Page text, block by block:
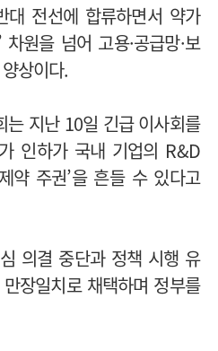
대 전선에 합류하면서 약가
원을 넘어 고용·공급망·보
상이다.
는 지난 10일 긴급 이사회를
인하가 국내 기업의 R&D
약 주권’을 흔들 수 있다고
의결 중단과 정책 시행 유
장일치로 채택하며 정부를